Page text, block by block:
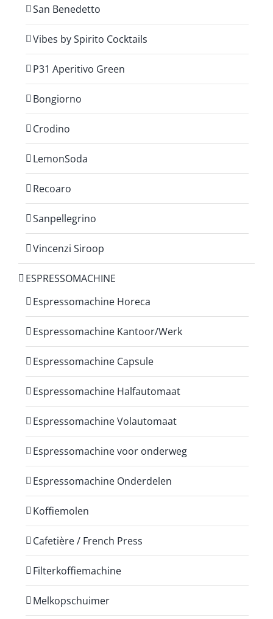
San Benedetto
Vibes by Spirito Cocktails
P31 Aperitivo Green
Bongiorno
Crodino
LemonSoda
Recoaro
Sanpellegrino
Vincenzi Siroop
ESPRESSOMACHINE
Espressomachine Horeca
Espressomachine Kantoor/Werk
Espressomachine Capsule
Espressomachine Halfautomaat
Espressomachine Volautomaat
Espressomachine voor onderweg
Espressomachine Onderdelen
Koffiemolen
Cafetière / French Press
Filterkoffiemachine
Melkopschuimer